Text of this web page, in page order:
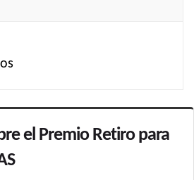
el Premio Retiro para